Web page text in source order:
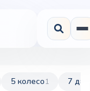
5 колесо1 7 дач